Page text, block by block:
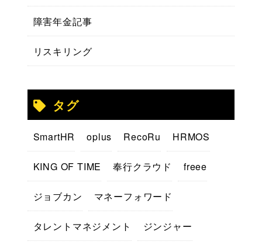
障害年金記事
リスキリング
タグ
SmartHR oplus RecoRu HRMOS
KING OF TIME 奉行クラウド freee
ジョブカン マネーフォワード
タレントマネジメント ジンジャー